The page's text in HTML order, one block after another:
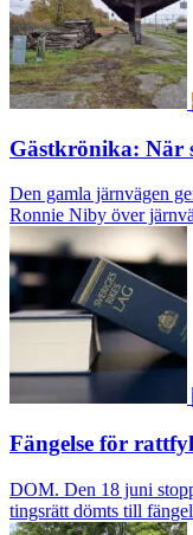
Gästkrönika: När
Den gamla järnvägen
Ronnie Niby över
Fängelse för
DOM. Den 18 juni
tingsrätt dömts till